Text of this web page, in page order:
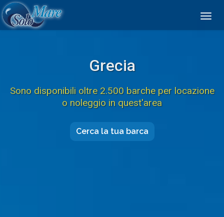
Grecia
Sono disponibili oltre 2.500 barche per locazione
o noleggio in quest'area
Cerca la tua barca